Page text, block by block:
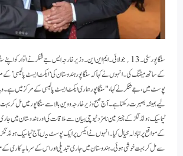
سنگاپور سٹی ۔ 13؍ جولائی۔ ایم این این۔ وزیر خارجہ ایس جے شنکر نے اتوار
کے ساتھ میٹنگ کی۔ انہوں نے کہا کہ سنگاپور ہندوستان کی ‘ ایکٹ ایسٹ پالیسی’
پوسٹ میں، جے شنکر نے کہا، "سنگاپور ہماری ایکٹ ایسٹ پالیسی کے مرکز میں ہے۔
لیے ہمیشہ بصیرت رکھتا ہے۔ آج صبح وزیر خارجہ ووین بالا سے سنگاپور میں مل کر بہت
ٹیماسیک ہولڈنگز کے چیئرمین نامزد ٹیو چی ہیان سے ملاقات کی اور ہندوستان میں
کے مواقع پر تبادلہ خیال کیا۔ انہوں نے ایکس پر ایک پوسٹ میںآج ٹیماسیک
سے مل کر بہت خوشی ہوئی۔ ہندوستان میں جاری تبدیلی اور اس کے سرمایہ کاری کے